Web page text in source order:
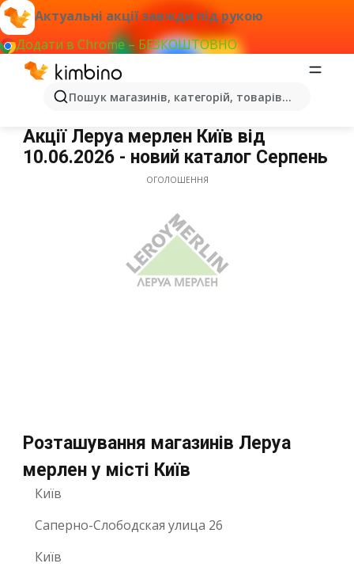
Актуальні акції завжди під рукою
Додати в Chrome – БЕЗКОШТОВНО
Пошук магазинів, категорій, товарів...
Леруа мерлен Київ
Акції Леруа мерлен Київ від
10.06.2026 - новий каталог Серпень
ОГОЛОШЕННЯ
Розташування магазинів Леруа
мерлен у місті Київ
Київ
Саперно-Слободская улица 26
Київ